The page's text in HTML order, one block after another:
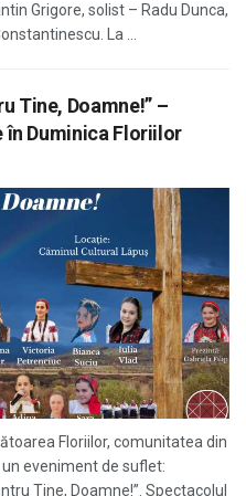
Grigore, solist – Radu Dunca,
La ...
Tine, Doamne!” –
în Duminica Floriilor
Floriilor, comunitatea din
eveniment de suflet:
Tine, Doamne!”. Spectacolul